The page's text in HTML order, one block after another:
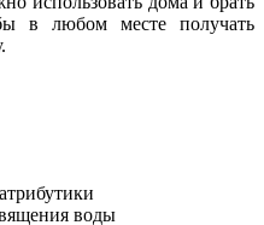
в любом месте получать
воды